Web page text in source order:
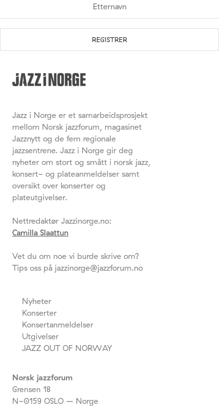
Jazz i Norge er et samarbeidsprosjekt
mellom Norsk jazzforum, magasinet
Jazznytt og de fem regionale
jazzsentrene. Jazz i Norge gir deg
nyheter om stort og smått i norsk jazz,
konsert- og plateanmeldelser samt
oversikt over konserter og
plateutgivelser.
Nettredaktør Jazzinorge.no:
Camilla Slaattun
Vet du om noe vi burde skrive om?
Tips oss på jazzinorge@jazzforum.no
Nyheter
Konserter
Konsertanmeldelser
Utgivelser
JAZZ OUT OF NORWAY
Norsk jazzforum
Grensen 18
N-0159 OSLO – Norge